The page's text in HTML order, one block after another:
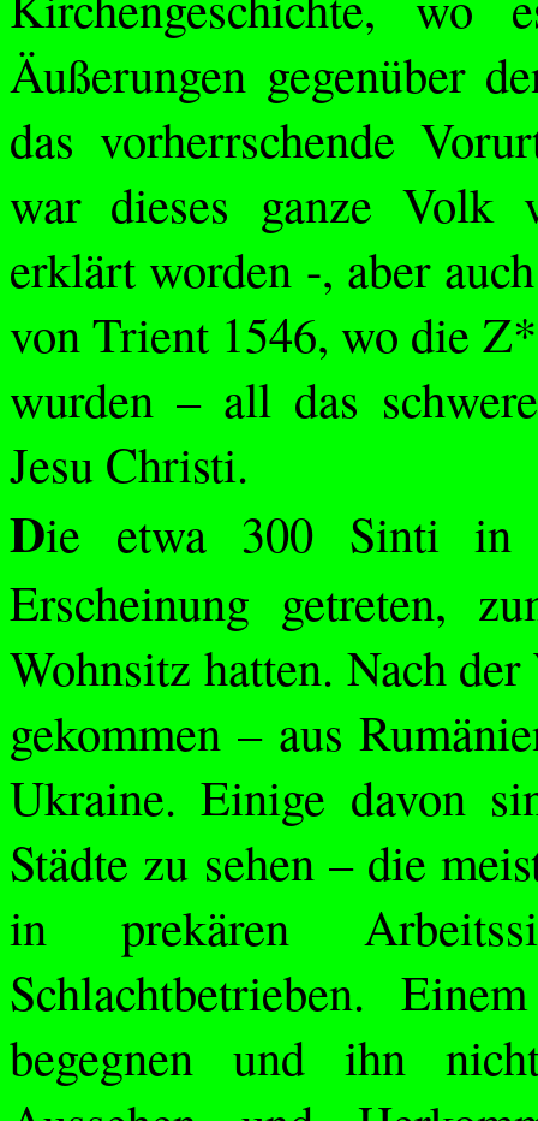
Äußerungen gegenüber
das vorherrschende
war dieses ganze
erklärt worden -, aber
von Trient 1546, wo die
wurden – all das
Jesu Christi.
Die etwa 300 Sinti
Erscheinung getreten,
Wohnsitz hatten. Nach
gekommen – aus
Ukraine. Einige davon
Städte zu sehen – die
in prekären
Schlachtbetrieben.
begegnen und ihn